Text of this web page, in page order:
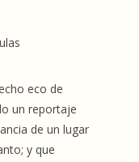
eco de
un reportaje
de un lugar
y que